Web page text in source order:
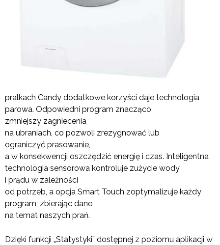
pralkach Candy dodatkowe korzyści daje technologia
parowa. Odpowiedni program znacząco
zmniejszy zagniecenia
na ubraniach, co pozwoli zrezygnować lub
ograniczyć prasowanie,
a w konsekwencji oszczędzić energię i czas. Inteligentna
technologia sensorowa kontroluje zużycie wody
i prądu w zależności
od potrzeb, a opcja Smart Touch zoptymalizuje każdy
program, zbierając dane
na temat naszych prań.
Dzięki funkcji „Statystyki” dostępnej z poziomu aplikacji w